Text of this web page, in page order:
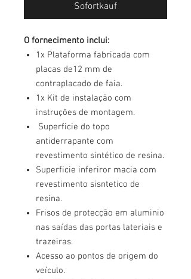
Sofortkauf
O fornecimento inclui:
1x Plataforma fabricada com
placas de12 mm de
contraplacado de faia.
1x Kit de instalação com
instruções de montagem.
Superficie do topo
antiderrapante com
revestimento sintético de resina.
Superficie inferiror macia com
revestimento sisntetico de
resina.
Frisos de protecção em aluminio
nas saídas das portas lateriais e
trazeiras.
Acesso ao pontos de origem do
veículo.